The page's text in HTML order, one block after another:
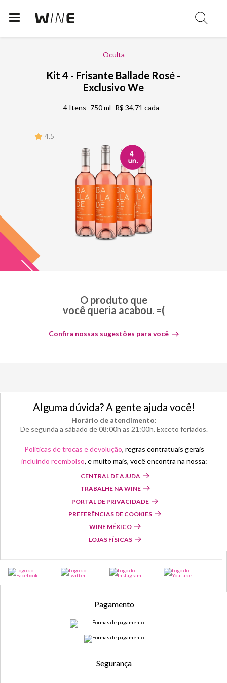
Oculta
Kit 4 - Frisante Ballade Rosé -
Exclusivo We
4 Itens 750 ml R$ 34,71 cada
4.5
O produto que
você queria acabou. =(
Confira nossas sugestões para você
Alguma dúvida? A gente ajuda você!
Horário de atendimento:
De segunda a sábado de 08:00h as 21:00h. Exceto feriados.
Políticas de trocas e devolução, regras contratuais gerais
incluindo reembolso, e muito mais, você encontra na nossa:
CENTRAL DE AJUDA
TRABALHE NA WINE
PORTAL DE PRIVACIDADE
PREFERÊNCIAS DE COOKIES
WINE MÉXICO
LOJAS FÍSICAS
Pagamento
Segurança